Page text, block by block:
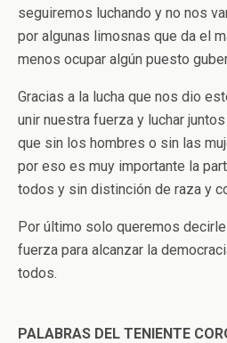
seguiremos luchando y no nos
por algunas limosnas que da el
menos ocupar algún puesto
Gracias a la lucha que nos dio
unir nuestra fuerza y luchar
que sin los hombres o sin las
por eso es muy importante la
todos y sin distinción de raza y
Por último solo queremos
fuerza para alcanzar la
todos.
PALABRAS DEL TENIENTE